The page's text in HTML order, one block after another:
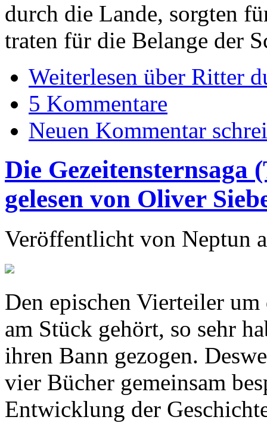
durch die Lande, sorgten
traten für die Belange der
Weiterlesen über Ritter
5 Kommentare
Neuen Kommentar
Die Gezeitensternsaga
gelesen von Oliver
Veröffentlicht von Neptun
Den epischen Vierteiler
am Stück gehört, so sehr
ihren Bann gezogen.
vier Bücher gemeinsam
Entwicklung der